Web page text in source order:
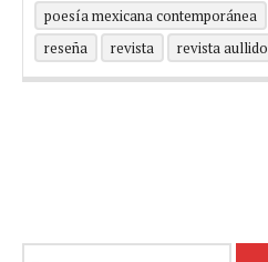
poesía mexicana contemporánea
reseña
revista revista aullido